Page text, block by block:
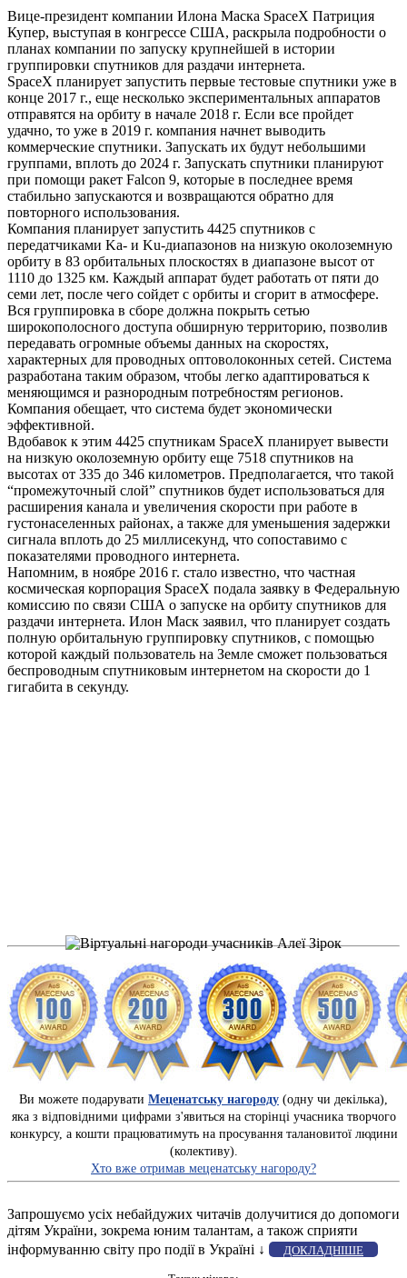
Вице-президент компании Илона Маска SpaceX Патриция
Купер, выступая в конгрессе США, раскрыла подробности о
планах компании по запуску крупнейшей в истории
группировки спутников для раздачи интернета.
SpaceX планирует запустить первые тестовые спутники уже в
конце 2017 г., еще несколько экспериментальных аппаратов
отправятся на орбиту в начале 2018 г. Если все пройдет
удачно, то уже в 2019 г. компания начнет выводить
коммерческие спутники. Запускать их будут небольшими
группами, вплоть до 2024 г. Запускать спутники планируют
при помощи ракет Falcon 9, которые в последнее время
стабильно запускаются и возвращаются обратно для
повторного использования.
Компания планирует запустить 4425 спутников с
передатчиками Ka- и Ku-диапазонов на низкую околоземную
орбиту в 83 орбитальных плоскостях в диапазоне высот от
1110 до 1325 км. Каждый аппарат будет работать от пяти до
семи лет, после чего сойдет с орбиты и сгорит в атмосфере.
Вся группировка в сборе должна покрыть сетью
широкополосного доступа обширную территорию, позволив
передавать огромные объемы данных на скоростях,
характерных для проводных оптоволоконных сетей. Система
разработана таким образом, чтобы легко адаптироваться к
меняющимся и разнородным потребностям регионов.
Компания обещает, что система будет экономически
эффективной.
Вдобавок к этим 4425 спутникам SpaceX планирует вывести
на низкую околоземную орбиту еще 7518 спутников на
высотах от 335 до 346 километров. Предполагается, что такой
“промежуточный слой” спутников будет использоваться для
расширения канала и увеличения скорости при работе в
густонаселенных районах, а также для уменьшения задержки
сигнала вплоть до 25 миллисекунд, что сопоставимо с
показателями проводного интернета.
Напомним, в ноябре 2016 г. стало известно, что частная
космическая корпорация SpaceX подала заявку в Федеральную
комиссию по связи США о запуске на орбиту спутников для
раздачи интернета. Илон Маск заявил, что планирует создать
полную орбитальную группировку спутников, с помощью
которой каждый пользователь на Земле сможет пользоваться
беспроводным спутниковым интернетом на скорости до 1
гигабита в секунду.
Ви можете подарувати Меценатську нагороду (одну чи декілька),
яка з відповідними цифрами з'явиться на сторінці учасника творчого
конкурсу, а кошти працюватимуть на просування талановитої людини
(колективу).
Хто вже отримав меценатську нагороду?
Запрошуємо усіх небайдужих читачів долучитися до допомоги
дітям України, зокрема юним талантам, а також сприяти
інформуванню світу про події в Україні ↓
ДОКЛАДНІШЕ